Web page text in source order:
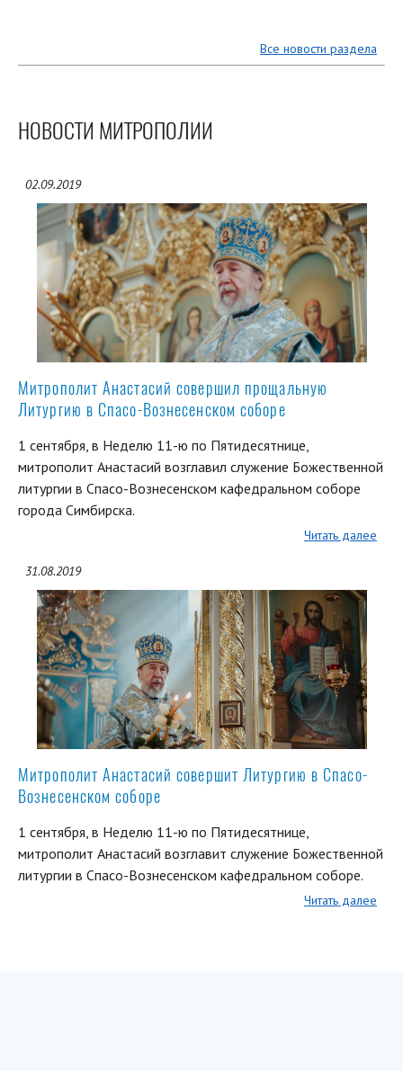
Все новости раздела
НОВОСТИ МИТРОПОЛИИ
02.09.2019
Митрополит Анастасий совершил прощальную
Литургию в Спасо-Вознесенском соборе
1 сентября, в Неделю 11-ю по Пятидесятнице,
митрополит Анастасий возглавил служение Божественной
литургии в Спасо-Вознесенском кафедральном соборе
города Симбирска.
Читать далее
31.08.2019
Митрополит Анастасий совершит Литургию в Спасо-
Вознесенском соборе
1 сентября, в Неделю 11-ю по Пятидесятнице,
митрополит Анастасий возглавит служение Божественной
литургии в Спасо-Вознесенском кафедральном соборе.
Читать далее